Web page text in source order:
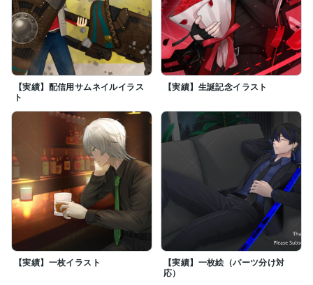
【実績】配信用サムネイルイラス
ト
【実績】生誕記念イラスト
【実績】一枚イラスト
【実績】一枚絵（パーツ分け対
応）